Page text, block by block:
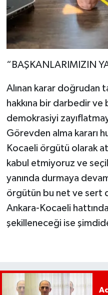
“BAŞKANLARIMIZIN
Alınan karar doğrudan
hakkına bir darbedir ve
demokrasiyi
Görevden alma kararı
Kocaeli örgütü olarak
kabul etmiyoruz ve
yanında durmaya
örgütün bu net ve sert
Ankara-Kocaeli hattında
şekilleneceği ise